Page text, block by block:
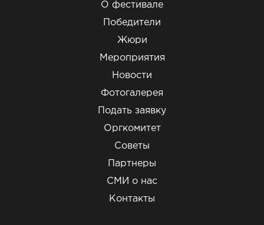
О фестивале
Победители
Жюри
Мероприятия
Новости
Фотогалерея
Подать заявку
Оргкомитет
Советы
Партнеры
СМИ о нас
Контакты